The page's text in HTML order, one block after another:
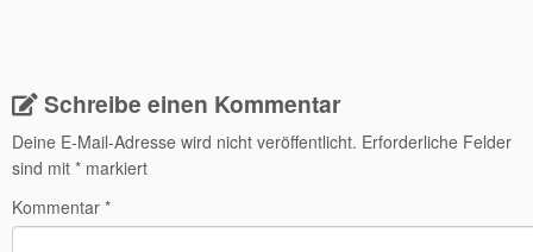
Schreibe einen Kommentar
Deine E-Mail-Adresse wird nicht veröffentlicht. Erforderliche Felder
sind mit * markiert
Kommentar *